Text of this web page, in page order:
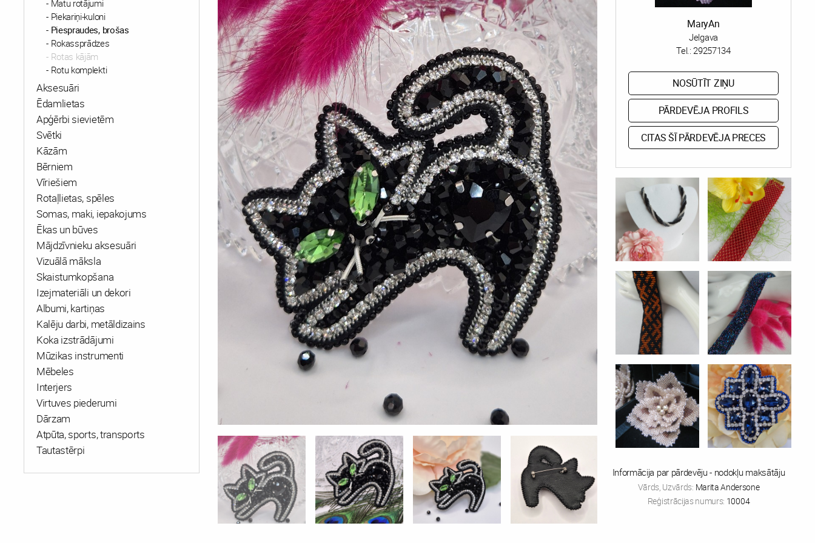
Matu rotājumi
Piekariņi-kuloni
Piespraudes, brošas
Rokassprādzes
Rotas kājām
Rotu komplekti
Aksesuāri
Ēdamlietas
Apģērbi sievietēm
Svētki
Kāzām
Bērniem
Vīriešiem
Rotaļlietas, spēles
Somas, maki, iepakojums
Ēkas un būves
Mājdzīvnieku aksesuāri
Vizuālā māksla
Skaistumkopšana
Izejmateriāli un dekori
Albumi, kartiņas
Kalēju darbi, metāldizains
Koka izstrādājumi
Mūzikas instrumenti
Mēbeles
Interjers
Virtuves piederumi
Dārzam
Atpūta, sports, transports
Tautastērpi
MaryAn
Jelgava
Tel.:29257134
NOSŪTĪT ZIŅU
PĀRDEVĒJA PROFILS
CITAS ŠĪ PĀRDEVĒJA PRECES
Informācija par pārdevēju - nodokļu maksātāju
Vārds, Uzvārds: Marita Andersone
Reģistrācijas numurs: 10004